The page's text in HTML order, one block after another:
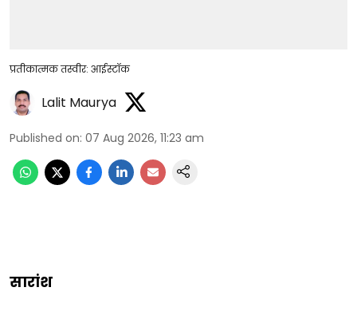
प्रतीकात्मक तस्वीर: आईस्टॉक
Lalit Maurya
Published on: 07 Aug 2026, 11:23 am
सारांश